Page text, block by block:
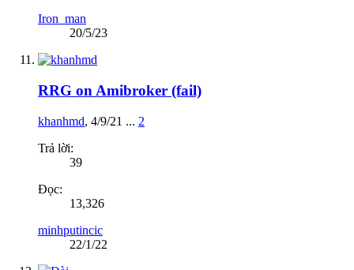
Iron_man
20/5/23
RRG on Amibroker (fail)
khanhmd, 4/9/21 ... 2
Trả lời:
39
Đọc:
13,326
minhputincic
22/1/22